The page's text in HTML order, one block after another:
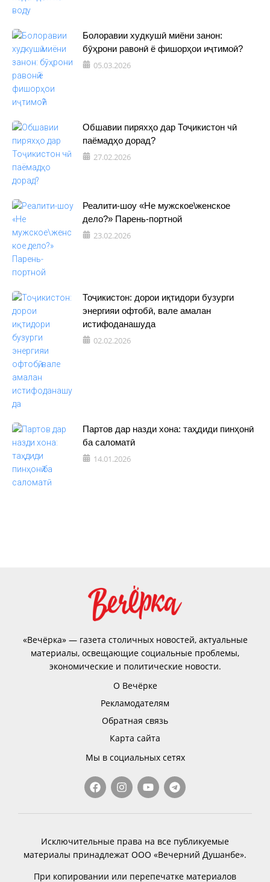
Болоравии худкушӣ миёни занон:
бӯҳрони равонӣ ё фишорҳои иҷтимоӣ?
05.03.2026
Обшавии пиряхҳо дар Тоҷикистон чӣ
паёмадҳо дорад?
27.02.2026
Реалити-шоу «Не мужское\женское
дело?» Парень-портной
23.02.2026
Тоҷикистон: дорои иқтидори бузурги
энергияи офтобӣ, вале амалан
истифоданашуда
02.02.2026
Партов дар назди хона: таҳдиди пинҳонӣ
ба саломатӣ
14.01.2026
«Вечёрка» — газета столичных новостей, актуальные
материалы, освещающие социальные проблемы,
экономические и политические новости.
О Вечёрке
Рекламодателям
Обратная связь
Карта сайта
Мы в социальных сетях
Исключительные права на все публикуемые
материалы принадлежат ООО «Вечерний Душанбе».
При копировании или перепечатке материалов